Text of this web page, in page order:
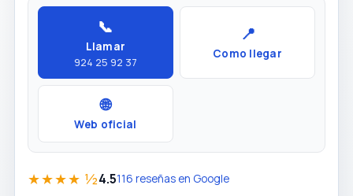
📞
Llamar
924 25 92 37
📍
Como llegar
🌐
Web oficial
★★★★ ½4.5116 reseñas en Google